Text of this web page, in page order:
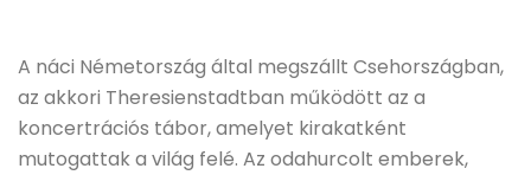
A náci Németország által megszállt Csehországban,
az akkori Theresienstadtban működött az a
koncertrációs tábor, amelyet kirakatként
mutogattak a világ felé. Az odahurcolt emberek,